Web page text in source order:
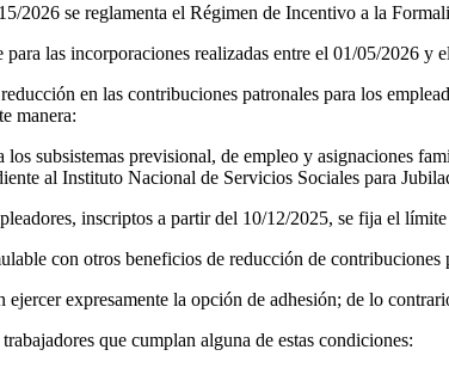
2026 se reglamenta el Régimen de Incentivo a la
para las incorporaciones realizadas entre el 01/05/2026 y
en las contribuciones patronales para los
manera:
los subsistemas previsional, de empleo y asignaciones
al Instituto Nacional de Servicios Sociales para
inscriptos a partir del 10/12/2025, se fija el
con otros beneficios de reducción de contribuciones
ejercer expresamente la opción de adhesión; de lo
que cumplan alguna de estas condiciones: